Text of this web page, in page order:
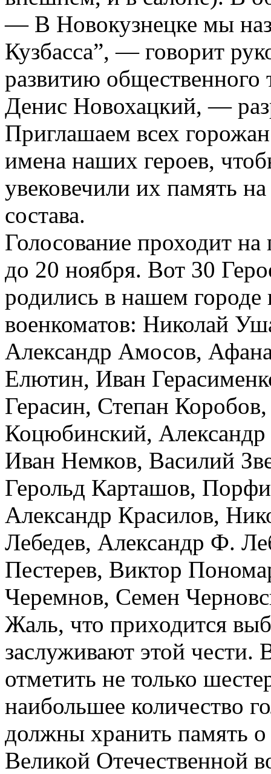
— В Новокузнецке мы
Кузбасса”, — говорит
развитию общественного
Денис Новохацкий, —
Приглашаем всех
имена наших героев,
увековечили их память
состава.
Голосование проходит
до 20 ноября. Вот 30
родились в нашем
военкоматов: Николай
Александр Амосов,
Елютин, Иван
Герасин, Степан
Коцюбинский,
Иван Немков, Василий
Герольд Карташов,
Александр Красилов,
Лебедев, Александр Ф.
Пестерев, Виктор
Черемнов, Семен
Жаль, что приходится
заслуживают этой
отметить не только
наибольшее количество
должны хранить память
Великой Отечественной